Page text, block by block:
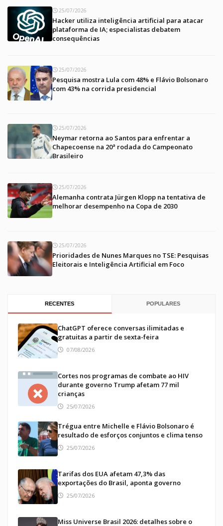
25/07/2026
Hacker utiliza inteligência artificial para atacar
plataforma de IA; especialistas debatem
consequências
25/07/2026
Pesquisa mostra Lula com 48% e Flávio Bolsonaro
com 43% na corrida presidencial
25/07/2026
Neymar retorna ao Santos para enfrentar a
Chapecoense na 20ª rodada do Campeonato
Brasileiro
25/07/2026
Alemanha contrata Jürgen Klopp na tentativa de
melhorar desempenho na Copa de 2030
25/07/2026
Prioridades de Nunes Marques no TSE: Pesquisas
Eleitorais e Inteligência Artificial em Foco
RECENTES POPULARES
ChatGPT oferece conversas ilimitadas e
gratuitas a partir de sexta-feira
07/08/2026
Cortes nos programas de combate ao HIV
durante governo Trump afetam 77 mil
crianças
25/07/2026
Trégua entre Michelle e Flávio Bolsonaro é
resultado de esforços conjuntos e clima tenso
25/07/2026
Tarifas dos EUA afetam 47,3% das
exportações do Brasil, aponta governo
25/07/2026
Miss Universe Brasil 2026: detalhes sobre o